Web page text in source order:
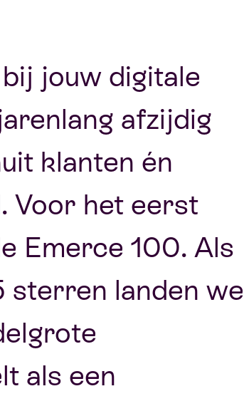
jouw digitale
afzijdig
klanten én
Voor het eerst
Emerce 100. Als
sterren landen we
als een